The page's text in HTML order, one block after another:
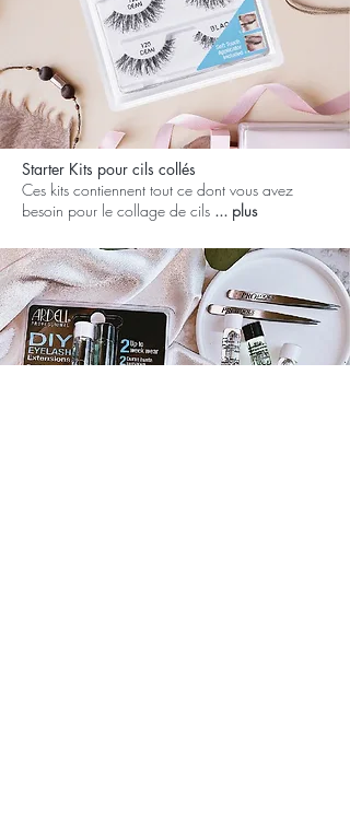
Starter Kits pour cils collés
Ces kits contiennent tout ce dont vous avez
besoin pour le collage de cils ... plus